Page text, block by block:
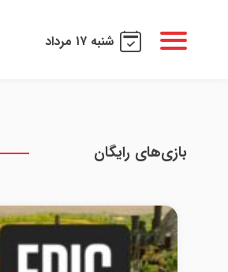
شنبه ۱۷ مرداد
بازی‌های رایگان